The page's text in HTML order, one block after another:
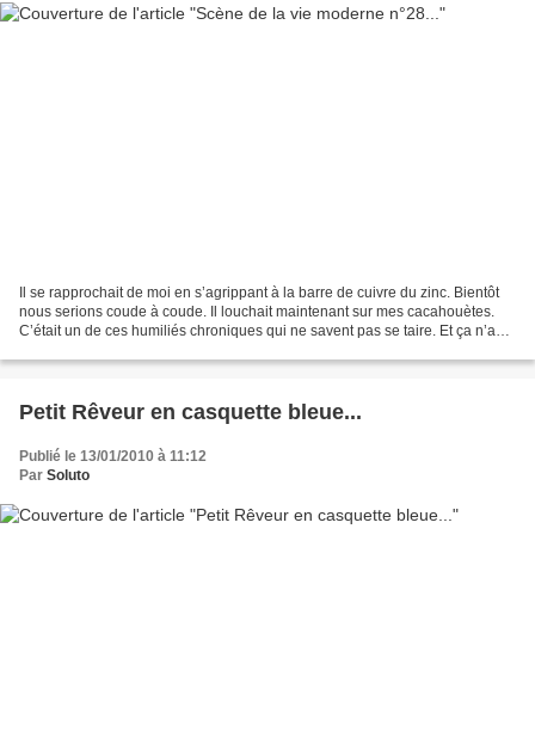
Il se rapprochait de moi en s’agrippant à la barre de cuivre du zinc. Bientôt
nous serions coude à coude. Il louchait maintenant sur mes cacahouètes.
C’était un de ces humiliés chroniques qui ne savent pas se taire. Et ça n’a
Petit Rêveur en casquette bleue...
Publié le 13/01/2010 à 11:12
Par Soluto